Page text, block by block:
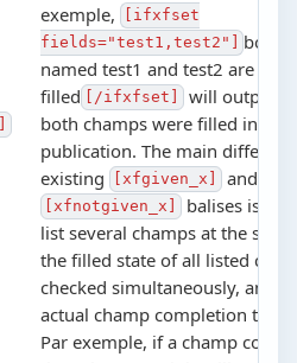
exemple,
[ifxfset
fields="test1,test2"]
both
named test1 and test2 are
filled
[/ifxfset]
will output
both champs were filled in the
publication. The main
existing
[xfgiven_x] and
[xfnotgiven_x]
balises is
list several champs at the
the filled state of all listed
checked simultaneously, and it
actual champ completion that
Par exemple, if a champ